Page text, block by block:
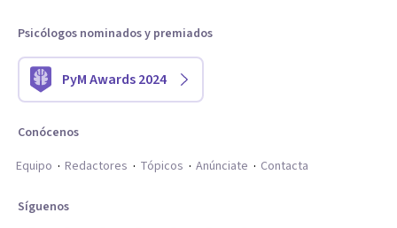
Psicólogos nominados y premiados
PyM Awards 2024
Conócenos
Equipo
Redactores Tópicos Anúnciate Contacta
Síguenos